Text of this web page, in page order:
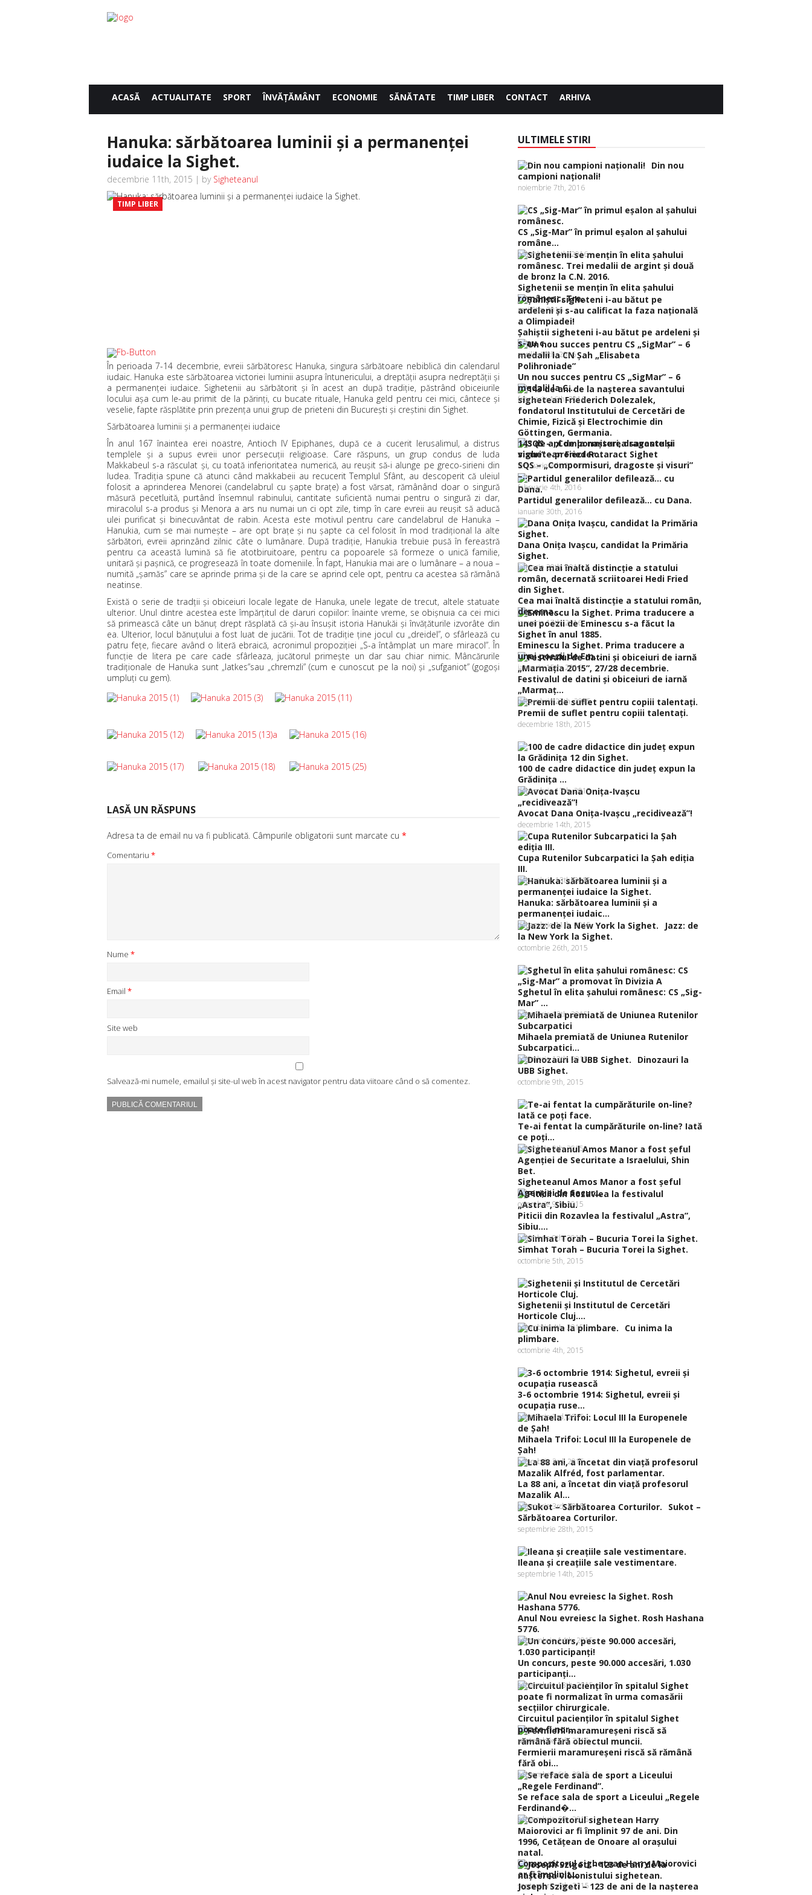
ACASĂ ACTUALITATE SPORT ÎNVĂŢĂMÂNT ECONOMIE SĂNĂTATE TIMP LIBER CONTACT ARHIVA
Hanuka: sărbătoarea luminii şi a permanenţei
iudaice la Sighet.
decembrie 11th, 2015 | by Sigheteanul
TIMP LIBER
În perioada 7-14 decembrie, evreii sărbătoresc Hanuka, singura sărbătoare nebiblică din calendarul
iudaic. Hanuka este sărbătoarea victoriei luminii asupra întunericului, a dreptăţii asupra nedreptăţii şi
a permanenţei iudaice. Sighetenii au sărbătorit şi în acest an după tradiţie, păstrând obiceiurile
locului aşa cum le-au primit de la părinţi, cu bucate rituale, Hanuka geld pentru cei mici, cântece şi
veselie, fapte răsplătite prin prezenţa unui grup de prieteni din Bucureşti şi creştini din Sighet.
Sărbătoarea luminii şi a permanenţei iudaice
În anul 167 înaintea erei noastre, Antioch IV Epiphanes, după ce a cucerit Ierusalimul, a distrus
templele şi a supus evreii unor persecuţii religioase. Care răspuns, un grup condus de Iuda
Makkabeul s-a răsculat şi, cu toată inferioritatea numerică, au reuşit să-i alunge pe greco-sirieni din
Iudea. Tradiţia spune că atunci când makkabeii au recucerit Templul Sfânt, au descoperit că uleiul
folosit a aprinderea Menorei (candelabrul cu şapte braţe) a fost vărsat, rămânând doar o singură
măsură pecetluită, purtând însemnul rabinului, cantitate suficientă numai pentru o singură zi dar,
miracolul s-a produs şi Menora a ars nu numai un ci opt zile, timp în care evreii au reuşit să aducă
ulei purificat şi binecuvântat de rabin. Acesta este motivul pentru care candelabrul de Hanuka –
Hanukia, cum se mai numeşte – are opt braţe şi nu şapte ca cel folosit în mod tradiţional la alte
sărbători, evreii aprinzând zilnic câte o lumânare. După tradiţie, Hanukia trebuie pusă în fereastră
pentru ca această lumină să fie atotbiruitoare, pentru ca popoarele să formeze o unică familie,
unitară şi paşnică, ce progresează în toate domeniile. În fapt, Hanukia mai are o lumânare – a noua –
numită „şamăs” care se aprinde prima şi de la care se aprind cele opt, pentru ca acestea să rămână
neatinse.
Există o serie de tradţii şi obiceiuri locale legate de Hanuka, unele legate de trecut, altele statuate
ulterior. Unul dintre acestea este împărţitul de daruri copiilor: înainte vreme, se obişnuia ca cei mici
să primească câte un bănuţ drept răsplată că şi-au însuşit istoria Hanukăi şi învăţăturile izvorâte din
ea. Ulterior, locul bănuţului a fost luat de jucării. Tot de tradiţie ţine jocul cu „dreidel”, o sfârlează cu
patru feţe, fiecare având o literă ebraică, acronimul propoziţiei „S-a întâmplat un mare miracol”. În
funcţie de litera pe care cade sfârleaza, jucătorul primeşte un dar sau chiar nimic. Mâncărurile
tradiţionale de Hanuka sunt „latkes”sau „chremzli” (cum e cunoscut pe la noi) şi „sufganiot” (gogoşi
umpluţi cu gem).
LASĂ UN RĂSPUNS
Adresa ta de email nu va fi publicată. Câmpurile obligatorii sunt marcate cu *
Comentariu *
Nume *
Email *
Site web
Salvează-mi numele, emailul și site-ul web în acest navigator pentru data viitoare când o să comentez.
ULTIMELE STIRI
Din nou
campioni naţionali!
noiembrie 7th, 2016
CS „Sig-Mar” în primul eşalon al şahului
române...
octombrie 11th, 2016
Sighetenii se menţin în elita şahului
românesc. Tre...
mai 5th, 2016
Şahiştii sigheteni i-au bătut pe ardeleni şi
s-au c...
aprilie 10th, 2016
Un nou succes pentru CS „SigMar” – 6
medalii la C...
februarie 16th, 2016
143 de ani de la naşterea savantului
sighetean Frieder...
februarie 4th, 2016
SQS – „Compormisuri, dragoste şi visuri”
–...
februarie 4th, 2016
Partidul generalilor defilează… cu Dana.
ianuarie 30th, 2016
Dana Oniţa Ivaşcu, candidat la Primăria
Sighet.
ianuarie 20th, 2016
Cea mai înaltă distincţie a statului român,
decerna...
ianuarie 17th, 2016
Eminescu la Sighet. Prima traducere a
unei poezii de Em...
ianuarie 15th, 2016
Festivalul de datini şi obiceiuri de iarnă
„Marmaţ...
decembrie 27th, 2015
Premii de suflet pentru copiii talentaţi.
decembrie 18th, 2015
100 de cadre didactice din judeţ expun la
Grădiniţa ...
decembrie 17th, 2015
Avocat Dana Oniţa-Ivaşcu „recidivează”!
decembrie 14th, 2015
Cupa Rutenilor Subcarpatici la Şah ediţia
III.
decembrie 13th, 2015
Hanuka: sărbătoarea luminii şi a
permanenţei iudaic...
decembrie 11th, 2015
Jazz: de
la New York la Sighet.
octombrie 26th, 2015
Sghetul în elita şahului românesc: CS „Sig-
Mar” ...
octombrie 13th, 2015
Mihaela premiată de Uniunea Rutenilor
Subcarpatici...
octombrie 13th, 2015
Dinozauri la
UBB Sighet.
octombrie 9th, 2015
Te-ai fentat la cumpărăturile on-line? Iată
ce poţi...
octombrie 9th, 2015
Sigheteanul Amos Manor a fost şeful
Agenţiei de Secur...
octombrie 9th, 2015
Piticii din Rozavlea la festivalul „Astra”,
Sibiu....
octombrie 9th, 2015
Simhat Torah – Bucuria Torei la Sighet.
octombrie 5th, 2015
Sighetenii şi Institutul de Cercetări
Horticole Cluj....
octombrie 4th, 2015
Cu inima la
plimbare.
octombrie 4th, 2015
3-6 octombrie 1914: Sighetul, evreii şi
ocupaţia ruse...
octombrie 3rd, 2015
Mihaela Trifoi: Locul III la Europenele de
Şah!
octombrie 3rd, 2015
La 88 ani, a încetat din viaţă profesorul
Mazalik Al...
octombrie 3rd, 2015
Sukot –
Sărbătoarea Corturilor.
septembrie 28th, 2015
Ileana şi creaţiile sale vestimentare.
septembrie 14th, 2015
Anul Nou evreiesc la Sighet. Rosh Hashana
5776.
septembrie 14th, 2015
Un concurs, peste 90.000 accesări, 1.030
participanţi...
septembrie 13th, 2015
Circuitul pacienţilor în spitalul Sighet
poate fi nor...
septembrie 6th, 2015
Fermierii maramureşeni riscă să rămână
fără obi...
septembrie 6th, 2015
Se reface sala de sport a Liceului „Regele
Ferdinand�...
septembrie 6th, 2015
Compozitorul sighetean Harry Maiorovici
ar fi împlinit...
septembrie 6th, 2015
Joseph Szigeti – 123 de ani de la naşterea